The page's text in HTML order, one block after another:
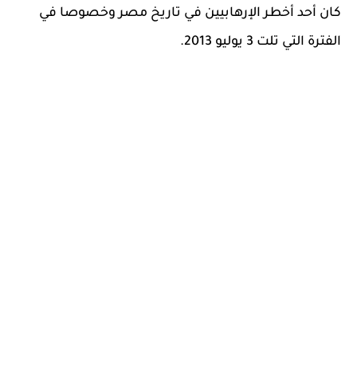
كان أحد أخطر الإرهابيين في تاريخ مصر وخصوصا في
الفترة التي تلت 3 يوليو 2013.